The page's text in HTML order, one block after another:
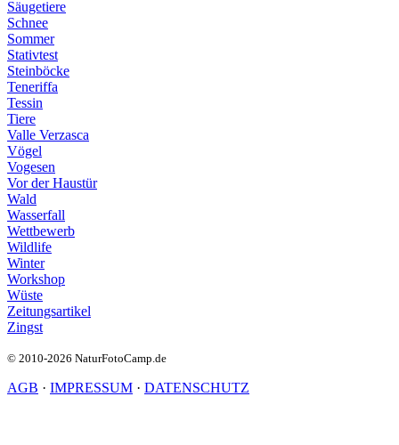
Säugetiere
Schnee
Sommer
Stativtest
Steinböcke
Teneriffa
Tessin
Tiere
Valle Verzasca
Vögel
Vogesen
Vor der Haustür
Wald
Wasserfall
Wettbewerb
Wildlife
Winter
Workshop
Wüste
Zeitungsartikel
Zingst
© 2010-2026 NaturFotoCamp.de
AGB · IMPRESSUM · DATENSCHUTZ